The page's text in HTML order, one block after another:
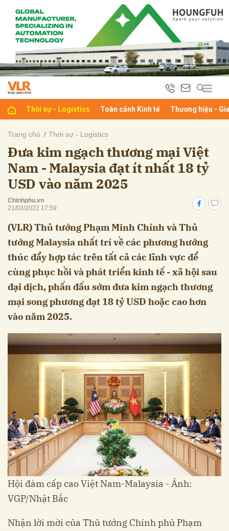
Thời sự - Logistics Toàn cảnh Kinh tế Thương hiệu -
Trang chủ Thời sự - Logistics
Đưa kim ngạch thương mại Việt
Nam - Malaysia đạt ít nhất 18 tỷ
USD vào năm 2025
Chinhphu.vn
21/03/2022 17:59
(VLR) Thủ tướng Phạm Minh Chính và Thủ
tướng Malaysia nhất trí về các phương hướng
thúc đẩy hợp tác trên tất cả các lĩnh vực để
cùng phục hồi và phát triển kinh tế - xã hội sau
đại dịch, phấn đấu sớm đưa kim ngạch thương
mại song phương đạt 18 tỷ USD hoặc cao hơn
vào năm 2025.
Hội đàm cấp cao Việt Nam-Malaysia - Ảnh:
VGP/Nhật Bắc
Nhận lời mời của Thủ tướng Chính phủ Phạm
luận
Hủy